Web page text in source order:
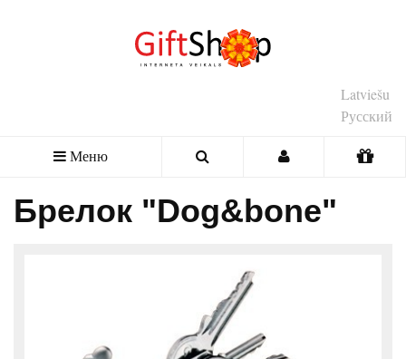
Latviešu
Русский
Меню
Брелок "Dog&bone"